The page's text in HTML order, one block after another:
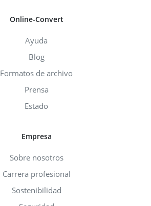
Online-Convert
Ayuda
Blog
Formatos de archivo
Prensa
Estado
Empresa
Sobre nosotros
Carrera profesional
Sostenibilidad